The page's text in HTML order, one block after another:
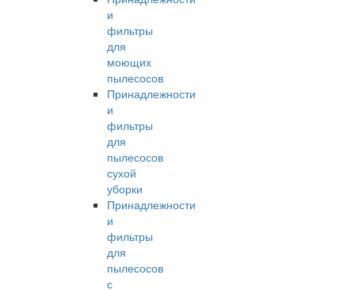
и
фильтры
для
моющих
пылесосов
Принадлежности
и
фильтры
для
пылесосов
сухой
уборки
Принадлежности
и
фильтры
для
пылесосов
с